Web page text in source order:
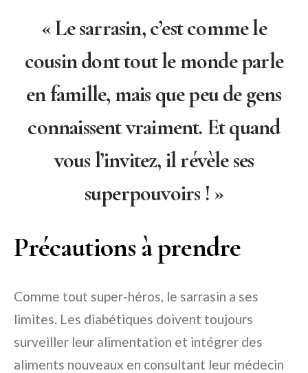
« Le sarrasin, c’est comme le
cousin dont tout le monde parle
en famille, mais que peu de gens
connaissent vraiment. Et quand
vous l’invitez, il révèle ses
superpouvoirs ! »
Précautions à prendre
Comme tout super-héros, le sarrasin a ses
limites. Les diabétiques doivent toujours
surveiller leur alimentation et intégrer des
aliments nouveaux en consultant leur médecin